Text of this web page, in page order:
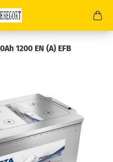
1200 EN (A) EFB